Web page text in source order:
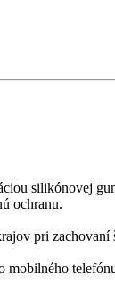
silikónovej
ochranu.
pri